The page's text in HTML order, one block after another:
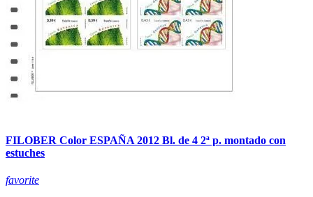
FILOBER Color ESPAÑA 2012 Bl. de 4 2ª p. montado con
estuches
favorite